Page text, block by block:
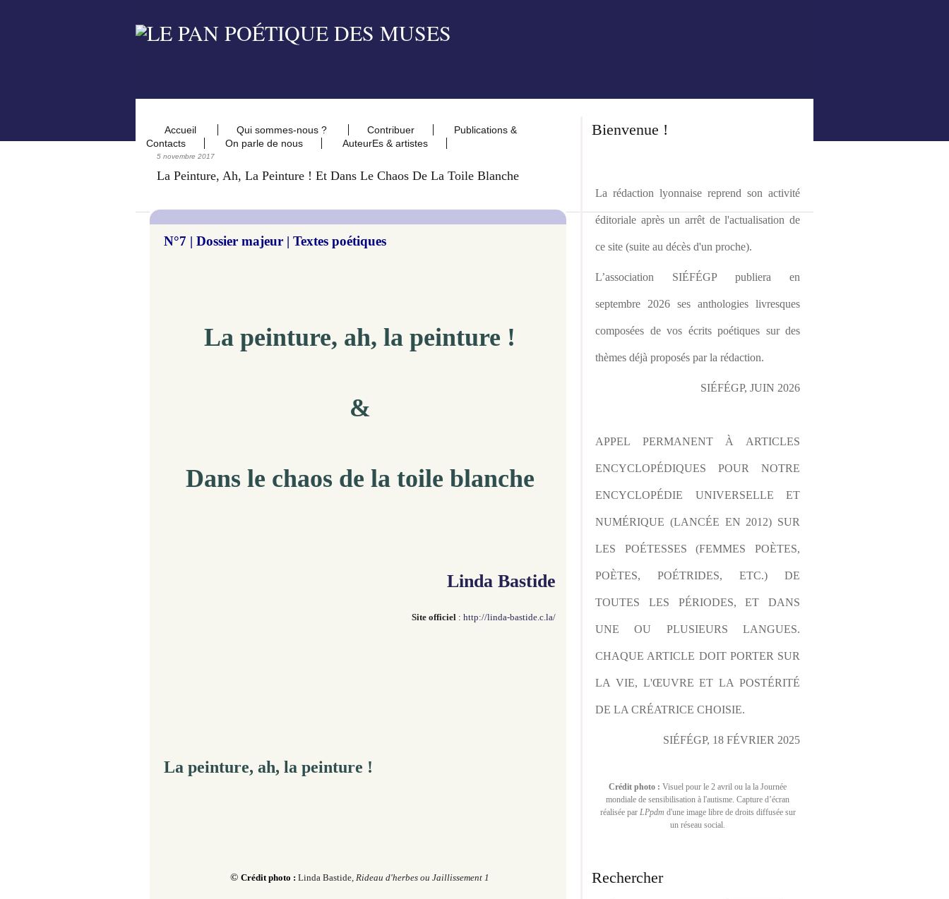
Accueil Qui sommes-nous ? Contribuer
Publications &
Contacts
On parle de nous AuteurEs & artistes
5 novembre 2017
La Peinture, Ah, La Peinture ! Et Dans Le Chaos De La Toile Blanche
N°7 | Dossier majeur | Textes poétiques
La peinture, ah, la peinture !
&
Dans le chaos de la toile blanche
Linda Bastide
Site officiel : http://linda-bastide.c.la/
La peinture, ah, la peinture !
© Crédit photo : Linda Bastide, Rideau d'herbes ou Jaillissement 1
Bienvenue !
La rédaction lyonnaise reprend son activité
éditoriale après un arrêt de l'actualisation de
ce site (suite au décès d'un proche).
L’association SIÉFÉGP publiera en
septembre 2026 ses anthologies livresques
composées de vos écrits poétiques sur des
thèmes déjà proposés par la rédaction.
SIÉFÉGP, JUIN 2026
APPEL PERMANENT À ARTICLES
ENCYCLOPÉDIQUES POUR NOTRE
ENCYCLOPÉDIE UNIVERSELLE ET
NUMÉRIQUE (LANCÉE EN 2012) SUR
LES POÉTESSES (FEMMES POÈTES,
POÈTES, POÉTRIDES, ETC.) DE
TOUTES LES PÉRIODES, ET DANS
UNE OU PLUSIEURS LANGUES.
CHAQUE ARTICLE DOIT PORTER SUR
LA VIE, L'ŒUVRE ET LA POSTÉRITÉ
DE LA CRÉATRICE CHOISIE.
SIÉFÉGP, 18 FÉVRIER 2025
Crédit photo : Visuel pour le 2 avril ou la la Journée
mondiale de sensibilisation à l'autisme. Capture d’écran
réalisée par LPpdm d'une image libre de droits diffusée sur
un réseau social.
Rechercher